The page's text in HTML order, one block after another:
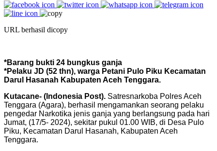
URL berhasil dicopy
*Barang bukti 24 bungkus ganja
*Pelaku JD (52 thn), warga Petani Pulo Piku Kecamatan
Darul Hasanah Kabupaten Aceh Tenggara.
Kutacane- (Indonesia Post). Satresnarkoba Polres Aceh
Tenggara (Agara), berhasil mengamankan seorang pelaku
pengedar Narkotika jenis ganja yang berlangsung pada hari
Jumat, (17/5- 2024), sekitar pukul 01.00 WIB, di Desa Pulo
Piku, Kecamatan Darul Hasanah, Kabupaten Aceh
Tenggara.